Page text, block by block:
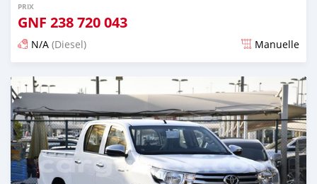
PRIX
GNF 238 720 043
N/A (Diesel) Manuelle
Publié il y a 6 mois